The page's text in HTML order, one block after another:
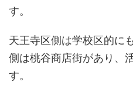
す。
天王寺区側は学校区的に
側は桃谷商店街があり、
す。